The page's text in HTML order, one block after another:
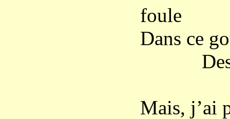
foule
Dans ce
Des
Mais, j’ai